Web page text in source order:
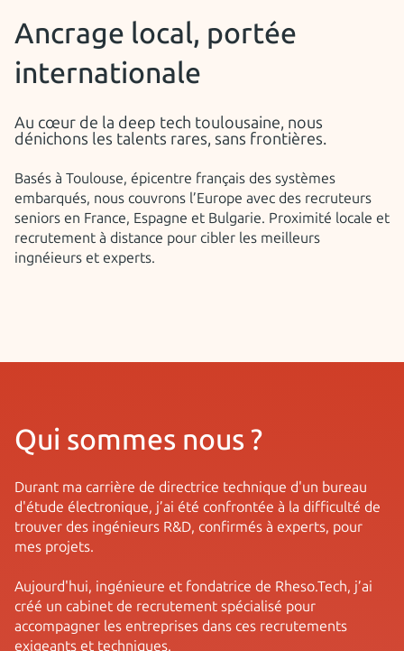
Ancrage local, portée
internationale
Au cœur de la deep tech toulousaine, nous
dénichons les talents rares, sans frontières.
Basés à Toulouse, épicentre français des systèmes
embarqués, nous couvrons l’Europe avec des recruteurs
seniors en France, Espagne et Bulgarie. Proximité locale et
recrutement à distance pour cibler les meilleurs
ingnéieurs et experts.
Qui somm es nous ?
Durant ma carrière de directrice technique d'un bureau
d'étude électronique, j’ai été confrontée à la difficulté de
trouver des ingénieurs R&D, confirmés à experts, pour
mes projets.
Aujourd'hui, ingénieure et fondatrice de Rheso.Tech, j’ai
créé un cabinet de recrutement spécialisé pour
accompagner les entreprises dans ces recrutements
exigeants et techniques.